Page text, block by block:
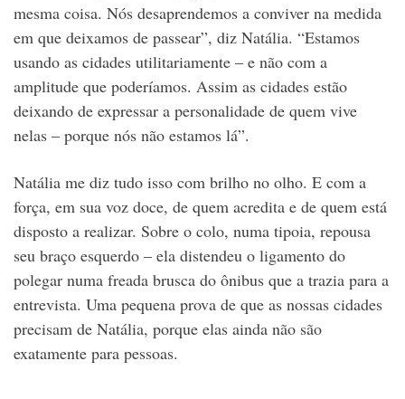
mesma coisa. Nós desaprendemos a conviver na medida
em que deixamos de passear”, diz Natália. “Estamos
usando as cidades utilitariamente – e não com a
amplitude que poderíamos. Assim as cidades estão
deixando de expressar a personalidade de quem vive
nelas – porque nós não estamos lá”.
Natália me diz tudo isso com brilho no olho. E com a
força, em sua voz doce, de quem acredita e de quem está
disposto a realizar. Sobre o colo, numa tipoia, repousa
seu braço esquerdo – ela distendeu o ligamento do
polegar numa freada brusca do ônibus que a trazia para a
entrevista. Uma pequena prova de que as nossas cidades
precisam de Natália, porque elas ainda não são
exatamente para pessoas.